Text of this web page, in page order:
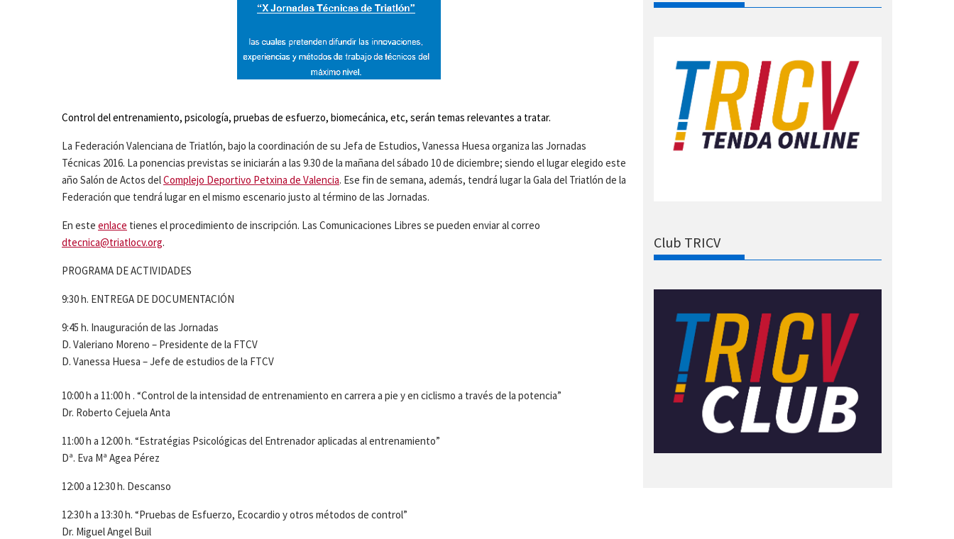
Control del entrenamiento, psicología, pruebas de esfuerzo, biomecánica, etc, serán temas relevantes a tratar.
La Federación Valenciana de Triatlón, bajo la coordinación de su Jefa de Estudios, Vanessa Huesa organiza las Jornadas
Técnicas 2016. La ponencias previstas se iniciarán a las 9.30 de la mañana del sábado 10 de diciembre; siendo el lugar elegido este
año Salón de Actos delComplejo Deportivo Petxina de Valencia. Ese fin de semana, además, tendrá lugar la Gala del Triatlón de la
Federación que tendrá lugar en el mismo escenario justo al término de las Jornadas.
En este enlace tienes el procedimiento de inscripción. Las Comunicaciones Libres se pueden enviar al correo
dtecnica@triatlocv.org.
PROGRAMA DE ACTIVIDADES
9:30 h. ENTREGA DE DOCUMENTACIÓN
9:45 h. Inauguración de las Jornadas
D. Valeriano Moreno – Presidente de la FTCV
D. Vanessa Huesa – Jefe de estudios de la FTCV
10:00 h a 11:00 h . “Control de la intensidad de entrenamiento en carrera a pie y en ciclismo a través de la potencia”
Dr. Roberto Cejuela Anta
11:00 h a 12:00 h. “Estratégias Psicológicas del Entrenador aplicadas al entrenamiento”
Dª. Eva Mª Agea Pérez
12:00 a 12:30 h. Descanso
12:30 h a 13:30 h. “Pruebas de Esfuerzo, Ecocardio y otros métodos de control”
Dr. Miguel Angel Buil
Club TRICV